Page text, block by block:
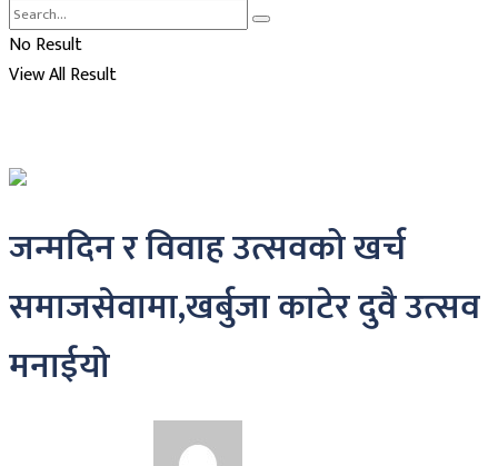
No Result
View All Result
जन्मदिन र विवाह उत्सवको खर्च
समाजसेवामा,खर्बुजा काटेर दुवै उत्सव
मनाईयो